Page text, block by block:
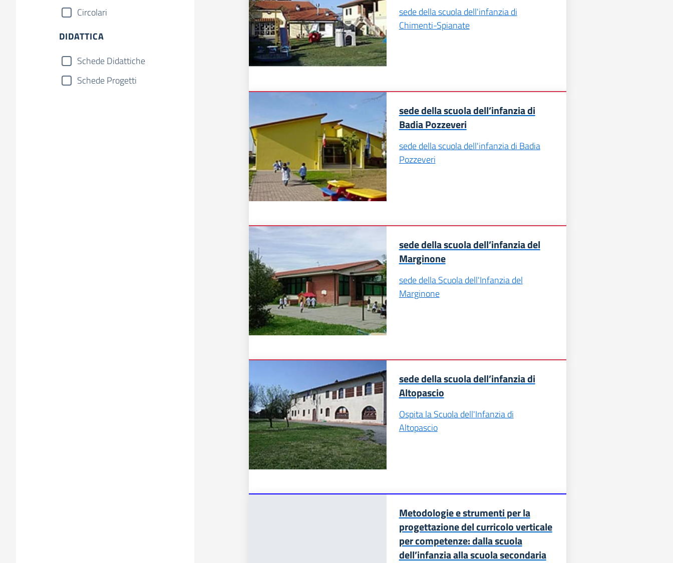
Circolari
DIDATTICA
Schede Didattiche
Schede Progetti
sede della scuola dell'infanzia di
Chimenti-Spianate
sede della scuola dell’infanzia di
Badia Pozzeveri
sede della scuola dell'infanzia di Badia
Pozzeveri
sede della scuola dell’infanzia del
Marginone
sede della Scuola dell'Infanzia del
Marginone
sede della scuola dell’infanzia di
Altopascio
Ospita la Scuola dell'Infanzia di
Altopascio
Metodologie e strumenti per la
progettazione del curricolo verticale
per competenze: dalla scuola
dell’infanzia alla scuola secondaria